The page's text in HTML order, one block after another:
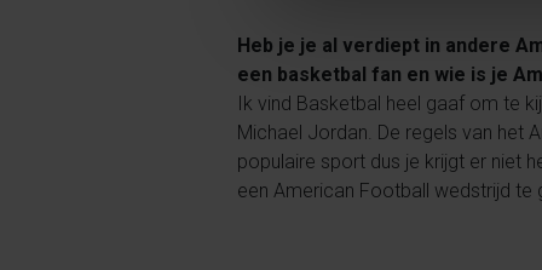
Heb je je al verdiept in andere
een basketbal fan en wie is je
Ik vind Basketbal heel gaaf om te
Michael Jordan. De regels van het
populaire sport dus je krijgt er niet
een American Football wedstrijd te